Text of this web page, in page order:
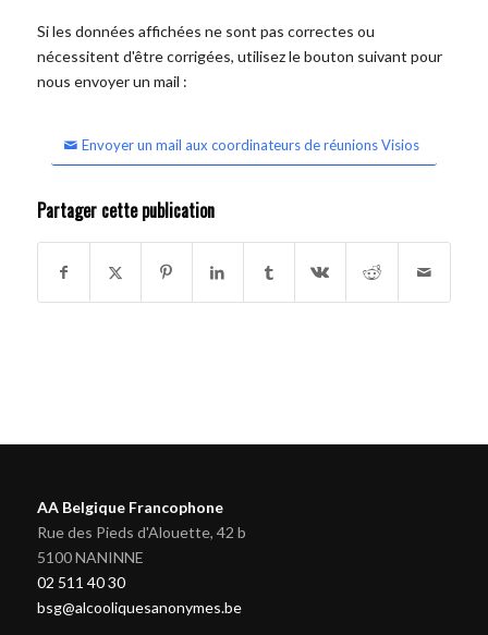
Si les données affichées ne sont pas correctes ou
nécessitent d'être corrigées, utilisez le bouton suivant pour
nous envoyer un mail :
Envoyer un mail aux coordinateurs de réunions Visios
Partager cette publication
AA Belgique Francophone
Rue des Pieds d'Alouette, 42 b
5100 NANINNE
02 511 40 30
bsg@alcooliquesanonymes.be